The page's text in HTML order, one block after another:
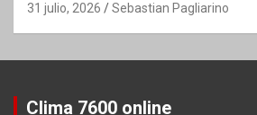
31 julio, 2026 Sebastian Pagliarino
Clima 7600 online